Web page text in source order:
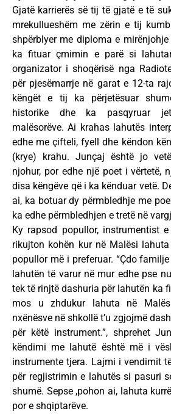
Gjatë karrierës së tij të gjatë e të
mrekullueshëm me zërin e tij
shpërblyer me diploma e
ka fituar çmimin e parë si
organizator i shoqërisë nga
për pjesëmarrje në garat e 12-ta
këngët e tij ka përjetësuar
historike dhe ka pasqyruar
malësorëve. Ai krahas lahutës
edhe me çifteli, fyell dhe këndon
(krye) krahu. Junçaj është jo
njohur, por edhe një poet i vërtetë,
disa këngëve që i ka kënduar vetë.
ai, ka botuar dy përmbledhje me
ka edhe përmbledhjen e tretë në
Ky rapsod popullor, instrumentist
rikujton kohën kur në Malësi
popullor më i preferuar. “Çdo
lahutën të varur në mur edhe pse
tek të rinjtë dashuria për lahutën ka
mos u zhdukur lahuta në
nxënësve në shkollë t’u zgjojmë
për këtë instrument.”, shprehet
këndimi me lahutë është më i
instrumente tjera. Lajmi i vendimit
për regjistrimin e lahutës si pasuri
shumë. Sepse ,pohon ai, lahuta
por e shqiptarëve.